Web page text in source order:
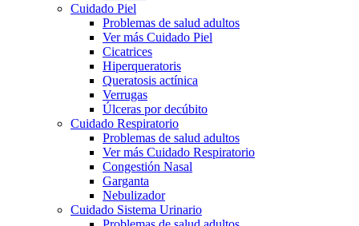
Cuidado Piel
Problemas de salud adultos
Ver más Cuidado Piel
Cicatrices
Hiperqueratoris
Queratosis actínica
Verrugas
Úlceras por decúbito
Cuidado Respiratorio
Problemas de salud adultos
Ver más Cuidado Respiratorio
Congestión Nasal
Garganta
Nebulizador
Cuidado Sistema Urinario